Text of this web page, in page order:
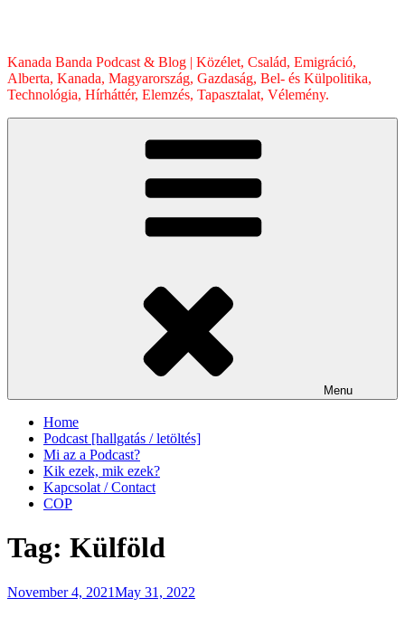
Kanada Banda Podcast & Blog | Közélet, Család, Emigráció,
Alberta, Kanada, Magyarország, Gazdaság, Bel- és Külpolitika,
Technológia, Hírháttér, Elemzés, Tapasztalat, Vélemény.
Menu
Home
Podcast [hallgatás / letöltés]
Mi az a Podcast?
Kik ezek, mik ezek?
Kapcsolat / Contact
COP
Tag: Külföld
Posted
November 4, 2021May 31, 2022